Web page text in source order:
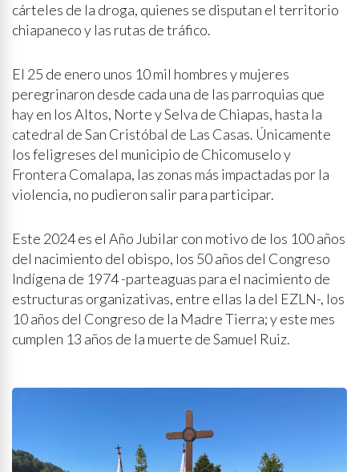
cárteles de la droga, quienes se disputan el territorio
chiapaneco y las rutas de tráfico.
El 25 de enero unos 10 mil hombres y mujeres
peregrinaron desde cada una de las parroquias que
hay en los Altos, Norte y Selva de Chiapas, hasta la
catedral de San Cristóbal de Las Casas. Únicamente
los feligreses del municipio de Chicomuselo y
Frontera Comalapa, las zonas más impactadas por la
violencia, no pudieron salir para participar.
Este 2024 es el Año Jubilar con motivo de los 100 años
del nacimiento del obispo, los 50 años del Congreso
Indígena de 1974 -parteaguas para el nacimiento de
estructuras organizativas, entre ellas la del EZLN-, los
10 años del Congreso de la Madre Tierra; y este mes
cumplen 13 años de la muerte de Samuel Ruiz.